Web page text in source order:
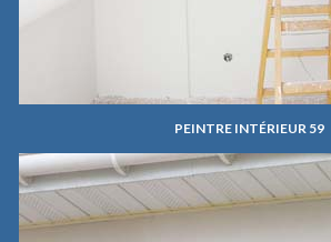
PEINTRE INTÉRIEUR 59